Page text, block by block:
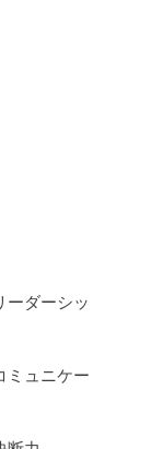
ーダーシッ
ミュニケー